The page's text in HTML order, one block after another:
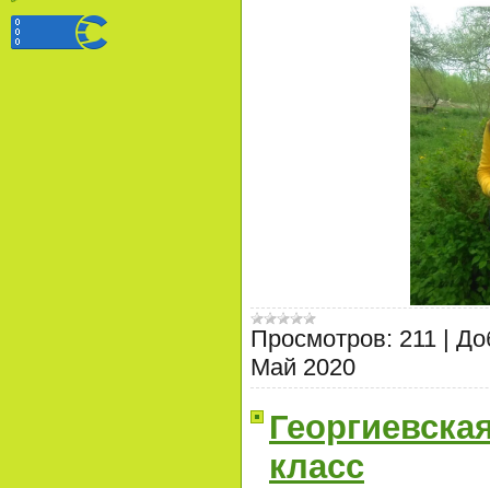
Просмотров: 211 |
Май 2020
класс